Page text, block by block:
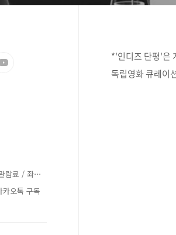
*'인디즈 단평'은
독립영화 큐레이
람료 / 좌⋯
오톡 구독